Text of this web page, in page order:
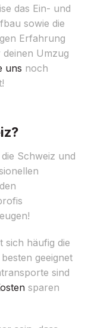
das Ein- und
sowie die
Erfahrung
Umzug
uns noch
Schweiz und
sich häufig die
geeignet
sind
sparen